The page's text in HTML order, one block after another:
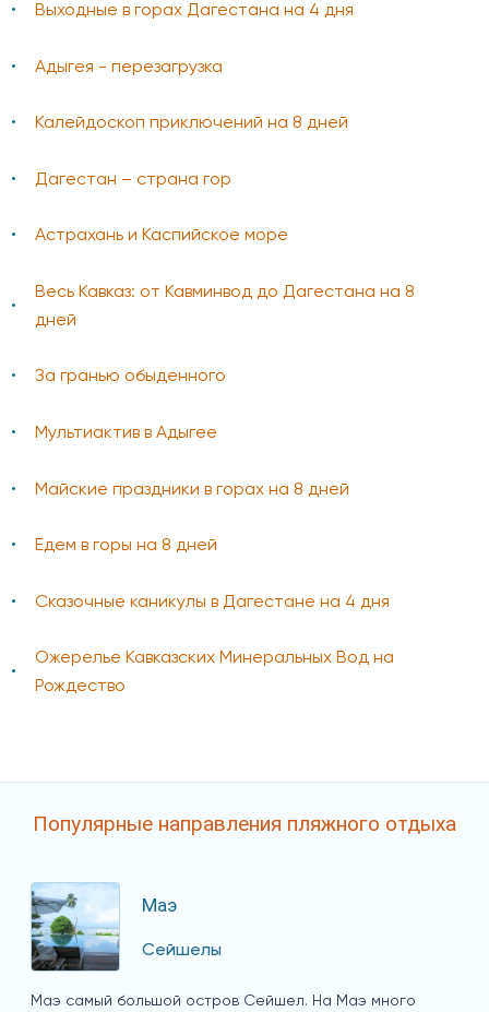
Выходные в горах Дагестана на 4 дня
Адыгея - перезагрузка
Калейдоскоп приключений на 8 дней
Дагестан – страна гор
Астрахань и Каспийское море
Весь Кавказ: от Кавминвод до Дагестана на 8
дней
За гранью обыденного
Мультиактив в Адыгее
Майские праздники в горах на 8 дней
Едем в горы на 8 дней
Сказочные каникулы в Дагестане на 4 дня
Ожерелье Кавказских Минеральных Вод на
Рождество
Популярные направления пляжного отдыха
Маэ
Сейшелы
Маэ самый большой остров Сейшел. На Маэ много